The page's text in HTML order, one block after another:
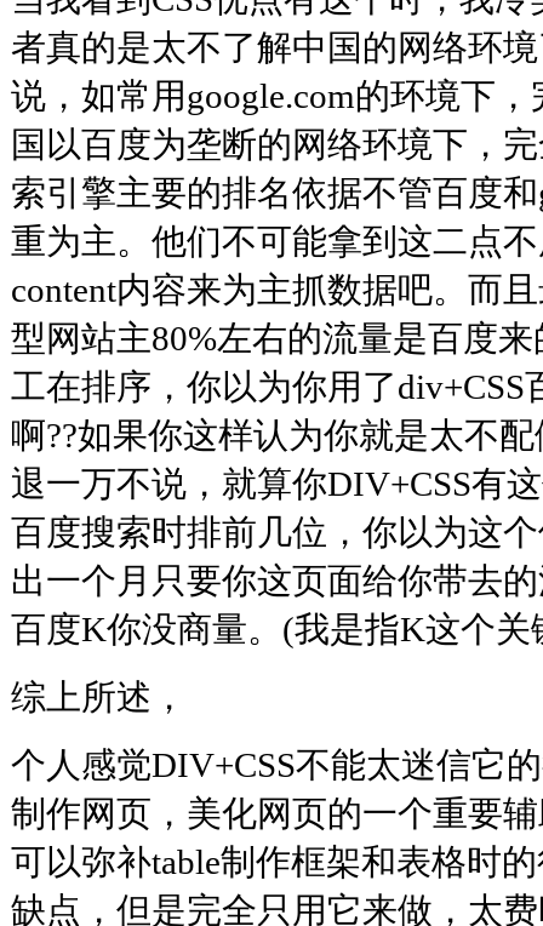
者真的是太不了解中国的网络环
说，如常用google.com的环境下
国以百度为垄断的网络环境下
索引擎主要的排名依据不管百度
重为主。他们不可能拿到这二点
content内容来为主抓数据吧。而
型网站主80%左右的流量是百度
工在排序，你以为你用了
啊??如果你这样认为你就是太
退一万不说，就算你DIV+CSS有
百度搜索时排前几位，你以为这
出一个月只要你这页面给你带去
百度K你没商量。(我是指K这
综上所述，
个人感觉DIV+CSS不能太迷信它
制作网页，美化网页的一个重要
可以弥补table制作框架和表格时
缺点，但是完全只用它来做，太